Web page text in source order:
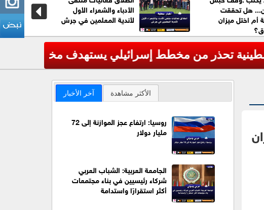
هل تحققت
أم اختل ميزان
الأدباء والشعراء الأول
لأندية المعلمين في جرش
يستهدف مخيمات اللاجئين
آخر الأخبار الأكثر مشاهدة
روسيا: ارتفاع عجز الموازنة إلى 72
مليار دولار
الجامعة العربية: الشباب العربي
شركاء رئيسيين في بناء مجتمعات
أكثر استقرارًا واستدامة